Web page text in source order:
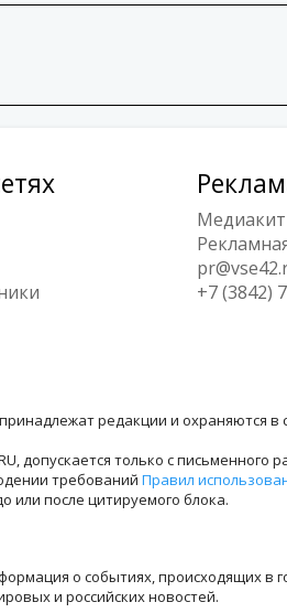
Медиакит
+7 (3842)
редакции и охраняются в
допускается только с
требований Правил
или после цитируемого блока.
о событиях, происходящих
и российских новостей.